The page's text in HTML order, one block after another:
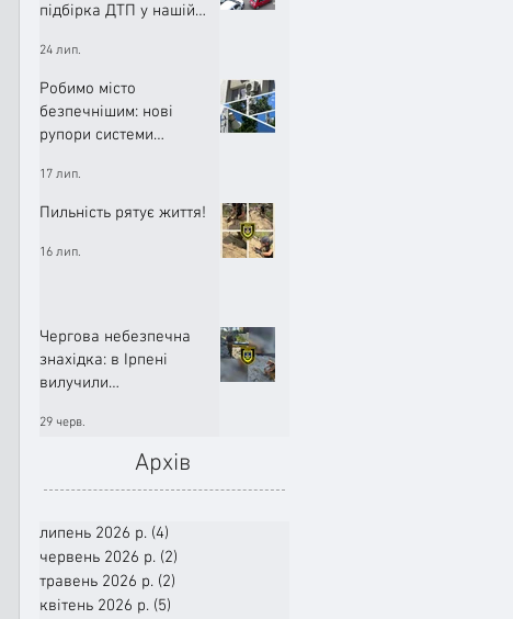
підбірка ДТП у нашій
24 лип.
Робимо місто
безпечнішим: нові
рупори системи
працюють!
17 лип.
Пильність рятує життя!
16 лип.
Чергова небезпечна
знахідка: в Ірпені
вилучили
29 черв.
Архів
липень 2026 р. (4)
червень 2026 р. (2)
травень 2026 р. (2)
квітень 2026 р. (5)